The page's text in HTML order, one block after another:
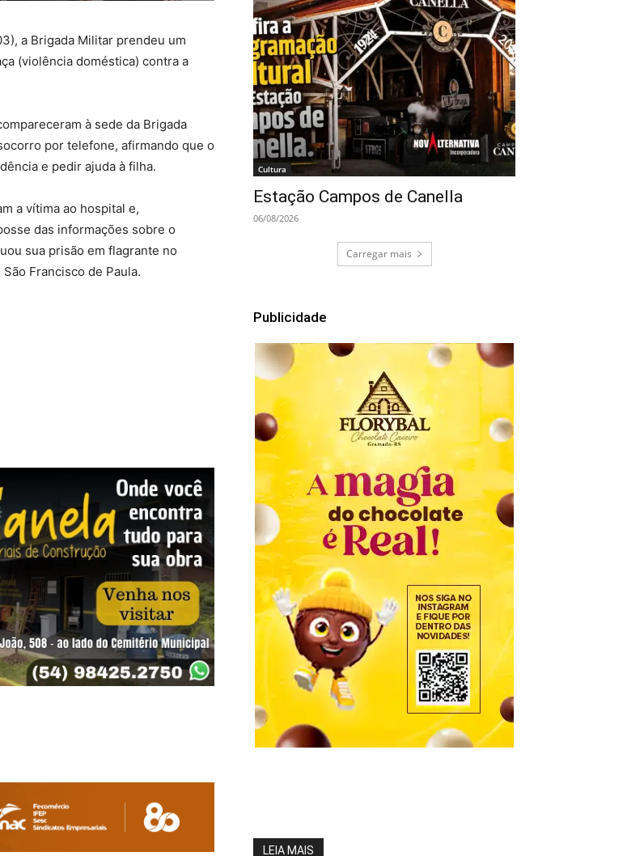
a Brigada Militar prendeu um
(violência doméstica) contra a
à sede da Brigada
por telefone, afirmando que o
e pedir ajuda à filha.
a vítima ao hospital e,
das informações sobre o
sua prisão em flagrante no
Francisco de Paula.
Cultura
Estação Campos de Canella
06/08/2026
Carregar mais
Publicidade
LEIA MAIS